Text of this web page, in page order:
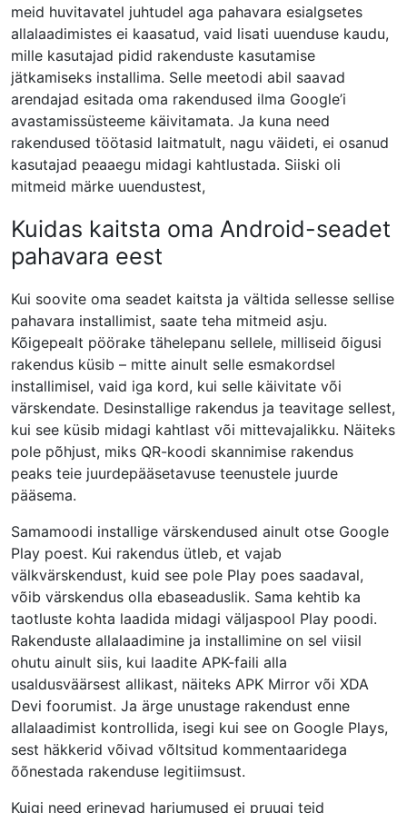
meid huvitavatel juhtudel aga pahavara esialgsetes
allalaadimistes ei kaasatud, vaid lisati uuenduse kaudu,
mille kasutajad pidid rakenduste kasutamise
jätkamiseks installima. Selle meetodi abil saavad
arendajad esitada oma rakendused ilma Google’i
avastamissüsteeme käivitamata. Ja kuna need
rakendused töötasid laitmatult, nagu väideti, ei osanud
kasutajad peaaegu midagi kahtlustada. Siiski oli
mitmeid märke uuendustest,
Kuidas kaitsta oma Android-seadet
pahavara eest
Kui soovite oma seadet kaitsta ja vältida sellesse sellise
pahavara installimist, saate teha mitmeid asju.
Kõigepealt pöörake tähelepanu sellele, milliseid õigusi
rakendus küsib – mitte ainult selle esmakordsel
installimisel, vaid iga kord, kui selle käivitate või
värskendate. Desinstallige rakendus ja teavitage sellest,
kui see küsib midagi kahtlast või mittevajalikku. Näiteks
pole põhjust, miks QR-koodi skannimise rakendus
peaks teie juurdepääsetavuse teenustele juurde
pääsema.
Samamoodi installige värskendused ainult otse Google
Play poest. Kui rakendus ütleb, et vajab
välkvärskendust, kuid see pole Play poes saadaval,
võib värskendus olla ebaseaduslik. Sama kehtib ka
taotluste kohta laadida midagi väljaspool Play poodi.
Rakenduste allalaadimine ja installimine on sel viisil
ohutu ainult siis, kui laadite APK-faili alla
usaldusväärsest allikast, näiteks APK Mirror või XDA
Devi foorumist. Ja ärge unustage rakendust enne
allalaadimist kontrollida, isegi kui see on Google Plays,
sest häkkerid võivad võltsitud kommentaaridega
õõnestada rakenduse legitiimsust.
Kuigi need erinevad harjumused ei pruugi teid